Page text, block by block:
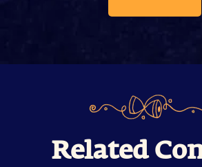
Related